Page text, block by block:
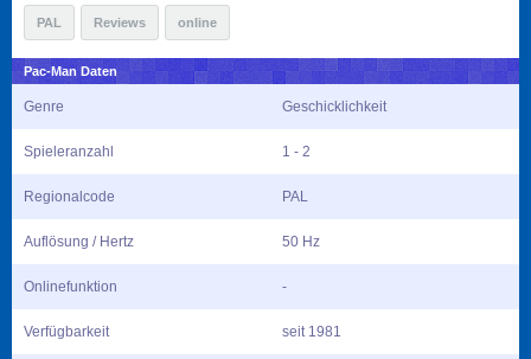
PAL Reviews online
Pac-Man Daten
Genre Geschicklichkeit
Spieleranzahl 1 - 2
Regionalcode PAL
Auflösung / Hertz 50 Hz
Onlinefunktion -
Verfügbarkeit seit 1981